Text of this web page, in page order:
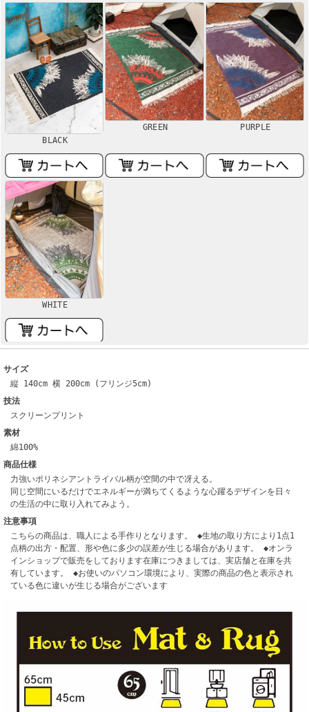
BLACK
GREEN PURPLE
WHITE
サイズ
縦 140cm 横 200cm (フリンジ5cm)
技法
スクリーンプリント
素材
綿100%
商品仕様
力強いポリネシアントライバル柄が空間の中で冴える。
同じ空間にいるだけでエネルギーが満ちてくるような心躍るデザインを日々
の生活の中に取り入れてみよう。
注意事項
こちらの商品は、職人による手作りとなります。 ◆生地の取り方により1点1
点柄の出方・配置、形や色に多少の誤差が生じる場合があります。 ◆オンラ
インショップで販売をしております在庫につきましては、実店舗と在庫を共
有しています。 ◆お使いのパソコン環境により、実際の商品の色と表示され
ている色に違いが生じる場合がございます